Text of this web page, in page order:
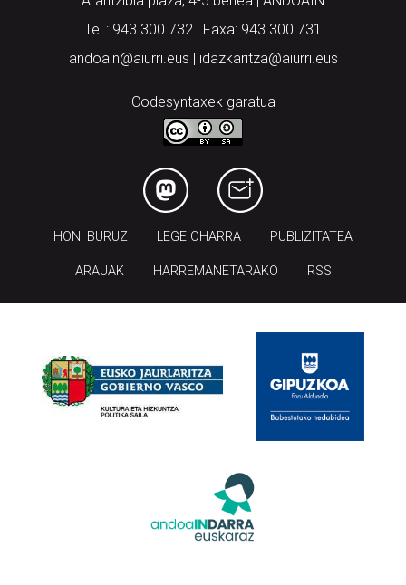
Tel.: 943 300 732 | Faxa: 943 300 731
andoain@aiurri.eus | idazkaritza@aiurri.eus
Codesyntaxek garatua
HONI BURUZ LEGE OHARRA PUBLIZITATEA
ARAUAK HARREMANETARAKO RSS